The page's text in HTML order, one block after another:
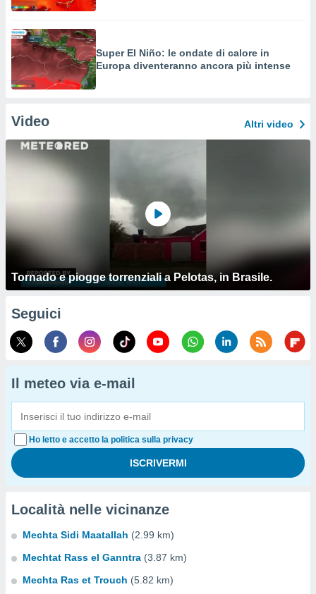
Super El Niño: le ondate di calore in
Europa diventeranno ancora più intense
Video Altri video
Tornado e piogge torrenziali a Pelotas, in Brasile.
Seguici
Il meteo via e-mail
Ho letto e accetto la politica sulla privacy
Località nelle vicinanze
Mechta Sidi Maatallah (2.99 km)
Mechtat Rass el Ganntra (3.87 km)
Mechta Ras et Trouch (5.82 km)